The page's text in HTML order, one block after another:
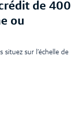
de 400
ou
situez sur l’échelle de